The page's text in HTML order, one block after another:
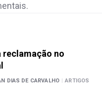
reclamação no
DIAS DE CARVALHO | ARTIGOS